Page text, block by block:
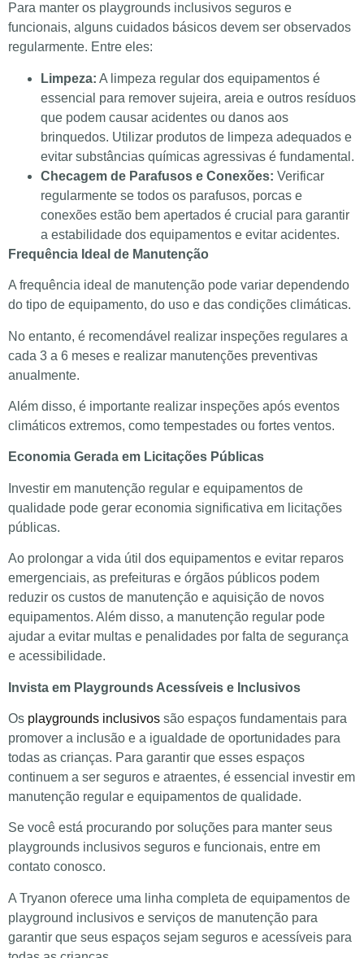
Para manter os playgrounds inclusivos seguros e
funcionais, alguns cuidados básicos devem ser observados
regularmente. Entre eles:
Limpeza: A limpeza regular dos equipamentos é
essencial para remover sujeira, areia e outros resíduos
que podem causar acidentes ou danos aos
brinquedos. Utilizar produtos de limpeza adequados e
evitar substâncias químicas agressivas é fundamental.
Checagem de Parafusos e Conexões: Verificar
regularmente se todos os parafusos, porcas e
conexões estão bem apertados é crucial para garantir
a estabilidade dos equipamentos e evitar acidentes.
Frequência Ideal de Manutenção
A frequência ideal de manutenção pode variar dependendo
do tipo de equipamento, do uso e das condições climáticas.
No entanto, é recomendável realizar inspeções regulares a
cada 3 a 6 meses e realizar manutenções preventivas
anualmente.
Além disso, é importante realizar inspeções após eventos
climáticos extremos, como tempestades ou fortes ventos.
Economia Gerada em Licitações Públicas
Investir em manutenção regular e equipamentos de
qualidade pode gerar economia significativa em licitações
públicas.
Ao prolongar a vida útil dos equipamentos e evitar reparos
emergenciais, as prefeituras e órgãos públicos podem
reduzir os custos de manutenção e aquisição de novos
equipamentos. Além disso, a manutenção regular pode
ajudar a evitar multas e penalidades por falta de segurança
e acessibilidade.
Invista em Playgrounds Acessíveis e Inclusivos
Os playgrounds inclusivos são espaços fundamentais para
promover a inclusão e a igualdade de oportunidades para
todas as crianças. Para garantir que esses espaços
continuem a ser seguros e atraentes, é essencial investir em
manutenção regular e equipamentos de qualidade.
Se você está procurando por soluções para manter seus
playgrounds inclusivos seguros e funcionais, entre em
contato conosco.
A Tryanon oferece uma linha completa de equipamentos de
playground inclusivos e serviços de manutenção para
garantir que seus espaços sejam seguros e acessíveis para